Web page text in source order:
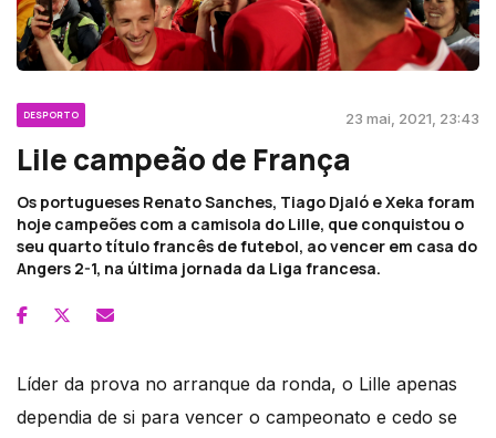
DESPORTO 23 mai, 2021, 23:43
Lile campeão de França
Os portugueses Renato Sanches, Tiago Djaló e Xeka foram
hoje campeões com a camisola do Lille, que conquistou o
seu quarto título francês de futebol, ao vencer em casa do
Angers 2-1, na última jornada da Liga francesa.
Líder da prova no arranque da ronda, o Lille apenas
dependia de si para vencer o campeonato e cedo se